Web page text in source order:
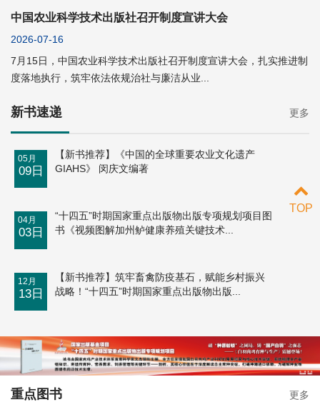
中国农业科学技术出版社召开制度宣讲大会
2026-07-16
7月15日，中国农业科学技术出版社召开制度宣讲大会，扎实推进制
度落地执行，筑牢依法依规治社与廉洁从业...
更多
新书速递
05月
09日
【新书推荐】《中国的全球重要农业文化遗产
GIAHS》 闵庆文编著
04月
03日
“十四五”时期国家重点出版物出版专项规划项目图
书《视频图解加州鲈健康养殖关键技术...
12月
13日
【新书推荐】筑牢畜禽防疫基石，赋能乡村振兴
战略！“十四五”时期国家重点出版物出版...
更多
重点图书
TOP